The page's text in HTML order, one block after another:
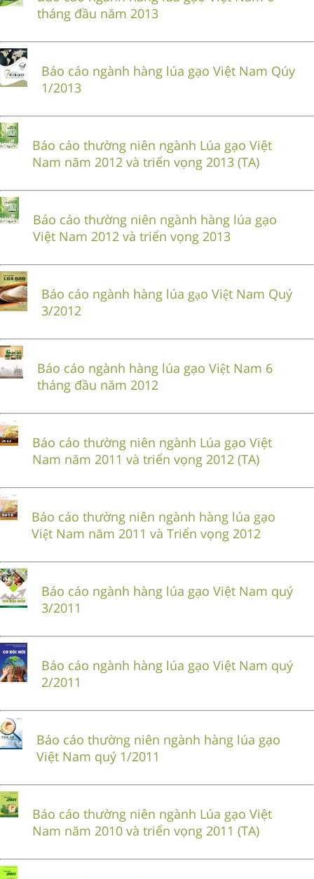
tháng đầu năm 2013
Báo cáo ngành hàng lúa gạo Việt Nam Qúy
1/2013
Báo cáo thường niên ngành Lúa gạo Việt
Nam năm 2012 và triển vọng 2013 (TA)
Báo cáo thường niên ngành hàng lúa gạo
Việt Nam 2012 và triển vọng 2013
Báo cáo ngành hàng lúa gạo Việt Nam Quý
3/2012
Báo cáo ngành hàng lúa gạo Việt Nam 6
tháng đầu năm 2012
Báo cáo thường niên ngành Lúa gạo Việt
Nam năm 2011 và triển vọng 2012 (TA)
Báo cáo thường niên ngành hàng lúa gạo
Việt Nam năm 2011 và Triển vọng 2012
Báo cáo ngành hàng lúa gạo Việt Nam quý
3/2011
Báo cáo ngành hàng lúa gạo Việt Nam quý
2/2011
Báo cáo thường niên ngành hàng lúa gạo
Việt Nam quý 1/2011
Báo cáo thường niên ngành Lúa gạo Việt
Nam năm 2010 và triển vọng 2011 (TA)